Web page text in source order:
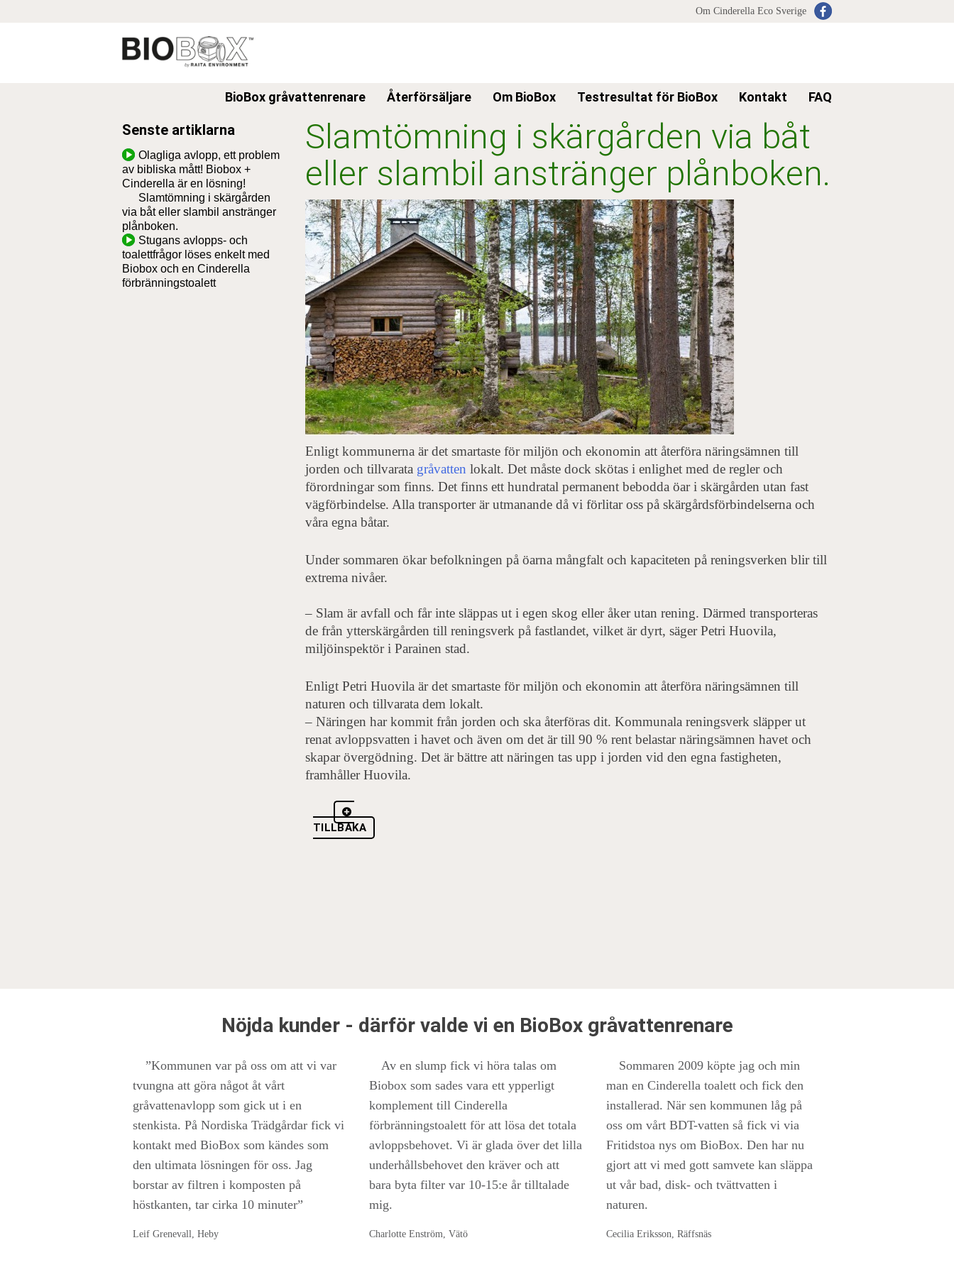
Om Cinderella Eco Sverige
BioBox gråvattenrenare Återförsäljare Om BioBox Testresultat för BioBox Kontakt FAQ
Senste artiklarna
Olagliga avlopp, ett problem
av bibliska mått! Biobox +
Cinderella är en lösning!
Slamtömning i skärgården
via båt eller slambil anstränger
plånboken.
Stugans avlopps- och
toalettfrågor löses enkelt med
Biobox och en Cinderella
förbränningstoalett
Slamtömning i skärgården via båt
eller slambil anstränger plånboken.
Enligt kommunerna är det smartaste för miljön och ekonomin att återföra näringsämnen till
jorden och tillvarata gråvatten lokalt. Det måste dock skötas i enlighet med de regler och
förordningar som finns. Det finns ett hundratal permanent bebodda öar i skärgården utan fast
vägförbindelse. Alla transporter är utmanande då vi förlitar oss på skärgårdsförbindelserna och
våra egna båtar.
Under sommaren ökar befolkningen på öarna mångfalt och kapaciteten på reningsverken blir till
extrema nivåer.
– Slam är avfall och får inte släppas ut i egen skog eller åker utan rening. Därmed transporteras
de från ytterskärgården till reningsverk på fastlandet, vilket är dyrt, säger Petri Huovila,
miljöinspektör i Parainen stad.
Enligt Petri Huovila är det smartaste för miljön och ekonomin att återföra näringsämnen till
naturen och tillvarata dem lokalt.
– Näringen har kommit från jorden och ska återföras dit. Kommunala reningsverk släpper ut
renat avloppsvatten i havet och även om det är till 90 % rent belastar näringsämnen havet och
skapar övergödning. Det är bättre att näringen tas upp i jorden vid den egna fastigheten,
framhåller Huovila.
TILLBAKA
Nöjda kunder - därför valde vi en BioBox gråvattenrenare
”Kommunen var på oss om att vi var
tvungna att göra något åt vårt
gråvattenavlopp som gick ut i en
stenkista. På Nordiska Trädgårdar fick vi
kontakt med BioBox som kändes som
den ultimata lösningen för oss. Jag
borstar av filtren i komposten på
höstkanten, tar cirka 10 minuter”
Leif Grenevall, Heby
Av en slump fick vi höra talas om
Biobox som sades vara ett ypperligt
komplement till Cinderella
förbränningstoalett för att lösa det totala
avloppsbehovet. Vi är glada över det lilla
underhållsbehovet den kräver och att
bara byta filter var 10-15:e år tilltalade
mig.
Charlotte Enström, Vätö
Sommaren 2009 köpte jag och min
man en Cinderella toalett och fick den
installerad. När sen kommunen låg på
oss om vårt BDT-vatten så fick vi via
Fritidstoa nys om BioBox. Den har nu
gjort att vi med gott samvete kan släppa
ut vår bad, disk- och tvättvatten i
naturen.
Cecilia Eriksson, Räffsnäs